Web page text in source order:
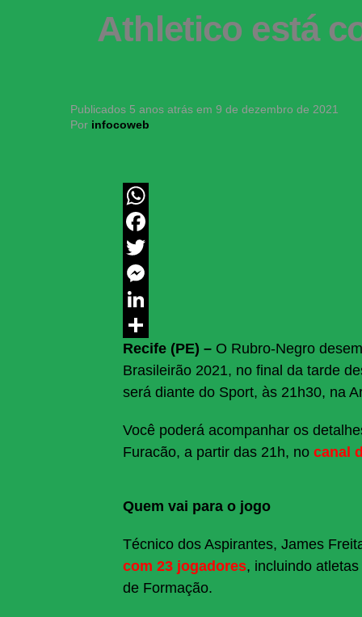
Athletico está
Publicados 5 anos atrás em 9 de dezembro de 2021
Por infocoweb
WhatsApp
Facebook
Twitter
Messenger
LinkedIn
Share
Recife (PE) – O Rubro-Negro
Brasileirão 2021, no final da tarde
será diante do Sport, às 21h30, na
Você poderá acompanhar os
Furacão, a partir das 21h, no canal
Quem vai para o jogo
Técnico dos Aspirantes, James
com 23 jogadores, incluindo
de Formação.